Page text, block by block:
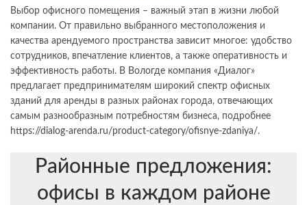
Выбор офисного помещения – важный этап в жизни любой
компании. От правильно выбранного местоположения и
качества арендуемого пространства зависит многое: удобство
сотрудников, впечатление клиентов, а также оперативность и
эффективность работы. В Вологде компания «Диалог»
предлагает предпринимателям широкий спектр офисных
зданий для аренды в разных районах города, отвечающих
самым разнообразным потребностям бизнеса, подробнее
https://dialog-arenda.ru/product-category/ofisnye-zdaniya/.
Районные предложения:
офисы в каждом районе